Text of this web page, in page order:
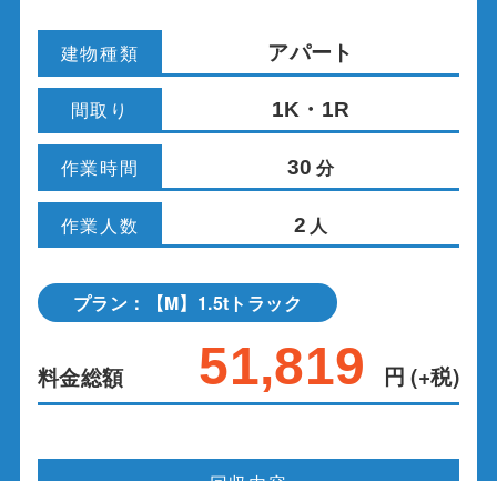
建物種類 アパート
間取り 1K・1R
作業時間 30 分
作業人数 2 人
プラン：【M】1.5tトラック
料金総額 51,819 円 (+税)